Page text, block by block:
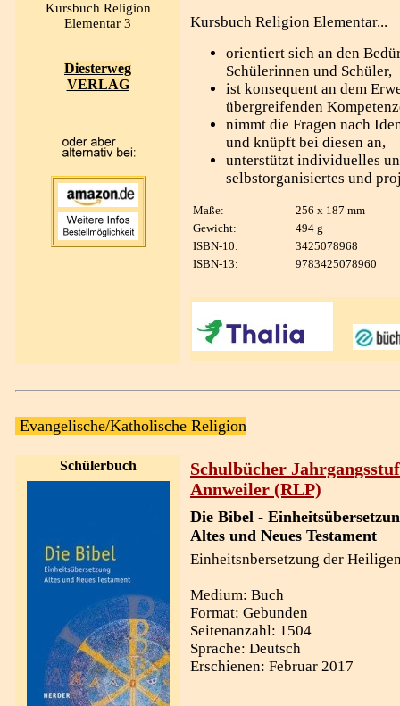
Kursbuch Religion
Elementar 3
Diesterweg
VERLAG
Kursbuch Religion Elementar...
orientiert sich an den
Schülerinnen und Schüler,
ist konsequent an dem
übergreifenden
nimmt die Fragen nach
und knüpft bei diesen an,
unterstützt individuelles
selbstorganisiertes und
Maße:
256 x 187 mm
Gewicht:
494 g
ISBN-10:
3425078968
ISBN-13:
9783425078960
Evangelische/Katholische Religion
Schülerbuch
Schulbücher
Annweiler (RLP)
Die Bibel -
Altes und Neues Testament
Einheitsnbersetzung der
Medium: Buch
Format: Gebunden
Seitenanzahl: 1504
Sprache: Deutsch
Erschienen: Februar 2017